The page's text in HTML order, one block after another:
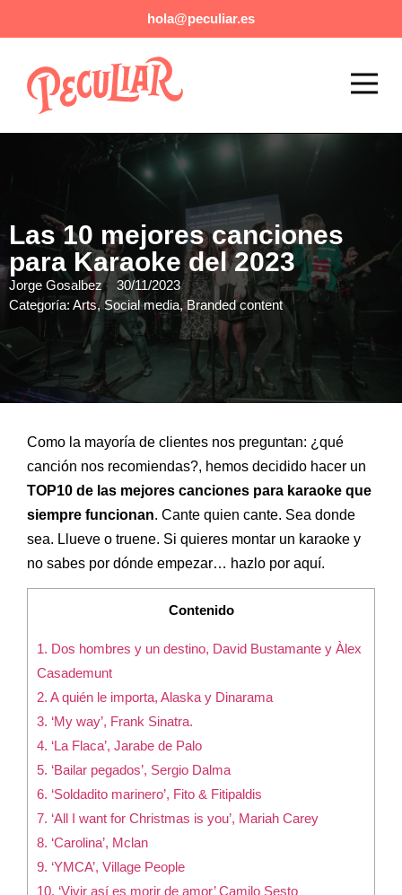
hola@peculiar.es
Las 10 mejores canciones
para Karaoke del 2023
Jorge Gosalbez
30/11/2023
Categoría: Arts, Social media,Branded content
Como la mayoría de clientes nos preguntan: ¿qué
canción nos recomiendas?, hemos decidido hacer un
TOP10 de las mejores canciones para karaoke que
siempre funcionan. Cante quien cante. Sea donde
sea. Llueve o truene. Si quieres montar un karaoke y
no sabes por dónde empezar… hazlo por aquí.
Contenido
1. Dos hombres y un destino, David Bustamante y Àlex
Casademunt
2. A quién le importa, Alaska y Dinarama
3. ‘My way’, Frank Sinatra.
4. ‘La Flaca’, Jarabe de Palo
5. ‘Bailar pegados’, Sergio Dalma
6. ‘Soldadito marinero’, Fito & Fitipaldis
7. ‘All I want for Christmas is you’, Mariah Carey
8. ‘Carolina’, Mclan
9. ‘YMCA’, Village People
10. ‘Vivir así es morir de amor’ Camilo Sesto